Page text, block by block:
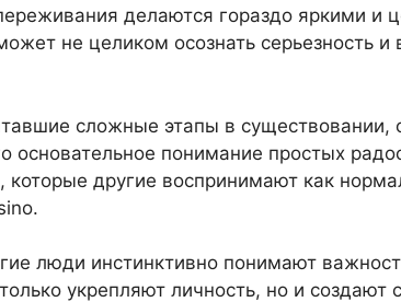
делаются гораздо яркими и
не целиком осознать серьезность и
сложные этапы в существовании,
основательное понимание простых
которые другие воспринимают как
люди инстинктивно понимают
укрепляют личность, но и создают